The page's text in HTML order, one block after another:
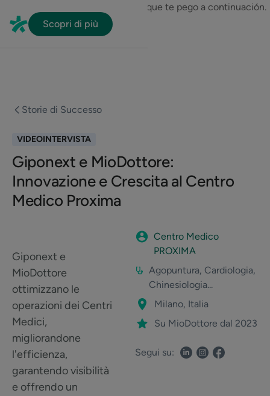
Scopri di più
En HubSpot tenemos otro código que te pego a continuación.
Storie di Successo
VIDEOINTERVISTA
Giponext e MioDottore:
Innovazione e Crescita al Centro
Medico Proxima
Giponext e
MioDottore
ottimizzano le
operazioni dei Centri
Medici,
migliorandone
l'efficienza,
garantendo visibilità
e offrendo un
Centro Medico
PROXIMA
Agopuntura, Cardiologia,
Chinesiologia...
Milano, Italia
Su MioDottore dal 2023
Segui su: